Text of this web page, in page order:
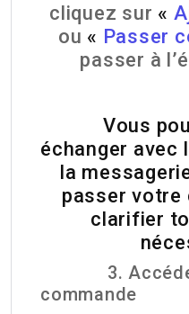
cliquez sur «
ou « Passer
passer à
Vous
échanger avec
la
passer votre
clarifier
3. Accédez
commande